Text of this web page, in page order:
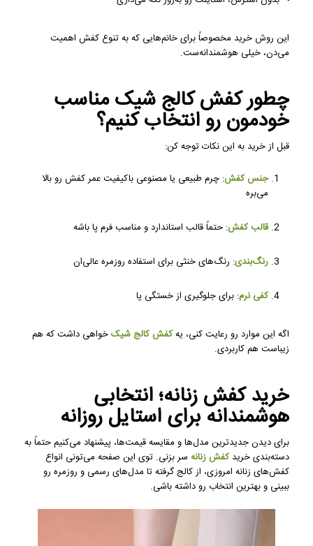
این روش خرید مخصوصاً برای خانم‌هایی که به تنوع کفش اهمیت
می‌دن، خیلی هوشمندانه‌ست.
چطور کفش کالج شیک مناسب
خودمون رو انتخاب کنیم؟
قبل از خرید به این نکات توجه کن:
جنس کفش: چرم طبیعی یا مصنوعی باکیفیت عمر کفش رو بالا
می‌بره
قالب کفش: حتماً قالب استاندارد و مناسب فرم پا باشه
رنگ‌بندی: رنگ‌های خنثی برای استفاده روزمره عالی‌ان
کفی نرم: برای جلوگیری از خستگی پا
اگه این موارد رو رعایت کنی، یهکفش کالج شیکخواهی داشت که هم
زیباست هم کاربردی.
خرید کفش زنانه؛ انتخابی
هوشمندانه برای استایل روزانه
برای دیدن جدیدترین مدل‌ها و مقایسه قیمت‌ها، پیشنهاد می‌کنیم حتماً به
دسته‌بندی خریدکفش زنانه سر بزنی. توی این صفحه می‌تونی انواع
کفش‌های زنانه امروزی، از کالج گرفته تا مدل‌های رسمی و روزمره رو
ببینی و بهترین انتخاب رو داشته باشی.